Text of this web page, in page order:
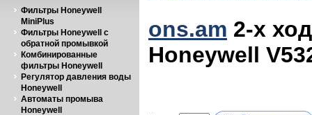
Фильтры Honeywell
MiniPlus
Фильтры Honeywell с
обратной промывкой
Комбинированные
фильтры Honeywell
Регулятор давления воды
Honeywell
Автоматы промыва
Honeywell
ons.am 2-х
Honeywell